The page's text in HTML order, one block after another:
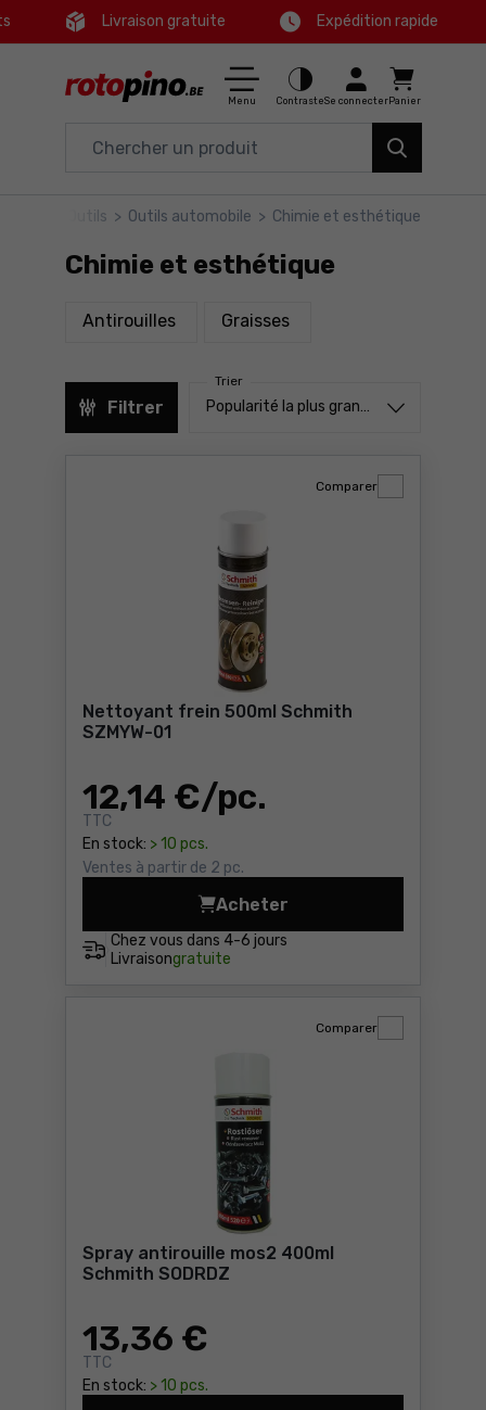
Ctrl M
Menu principal
Filtres
Produits
Livraison gratuite Expédition rapide
Menu ContrasteSe connecter Panier
Maison & Jardin
Outils > Outils automobile > Chimie et esthétique
Chimie et esthétique
Antirouilles produitsGraisses
Filtrer
Trier
Trier à partir de
Popularité la plus grande
Nettoyant frein 500ml Schmith
SZMYW-01
12,14 €/ pc.
TTC
En stock: > 10 pcs.
Ventes à partir de 2 pc.
Comparer
Chez vous dans 4-6 jours
Livraisongratuite
Acheter
Nettoyant frein 500ml
Spray antirouille mos2 400ml
Schmith SODRDZ
13,36 €
TTC
En stock: > 10 pcs.
Comparer